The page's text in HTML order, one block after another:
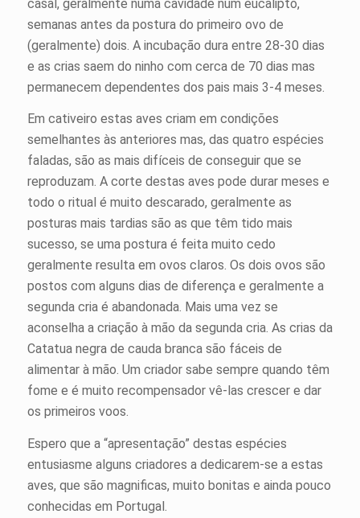
casal, geralmente numa cavidade num eucalipto,
semanas antes da postura do primeiro ovo de
(geralmente) dois. A incubação dura entre 28-30 dias
e as crias saem do ninho com cerca de 70 dias mas
permanecem dependentes dos pais mais 3-4 meses.
Em cativeiro estas aves criam em condições
semelhantes às anteriores mas, das quatro espécies
faladas, são as mais difíceis de conseguir que se
reproduzam. A corte destas aves pode durar meses e
todo o ritual é muito descarado, geralmente as
posturas mais tardias são as que têm tido mais
sucesso, se uma postura é feita muito cedo
geralmente resulta em ovos claros. Os dois ovos são
postos com alguns dias de diferença e geralmente a
segunda cria é abandonada. Mais uma vez se
aconselha a criação à mão da segunda cria. As crias da
Catatua negra de cauda branca são fáceis de
alimentar à mão. Um criador sabe sempre quando têm
fome e é muito recompensador vê-las crescer e dar
os primeiros voos.
Espero que a “apresentação” destas espécies
entusiasme alguns criadores a dedicarem-se a estas
aves, que são magnificas, muito bonitas e ainda pouco
conhecidas em Portugal.